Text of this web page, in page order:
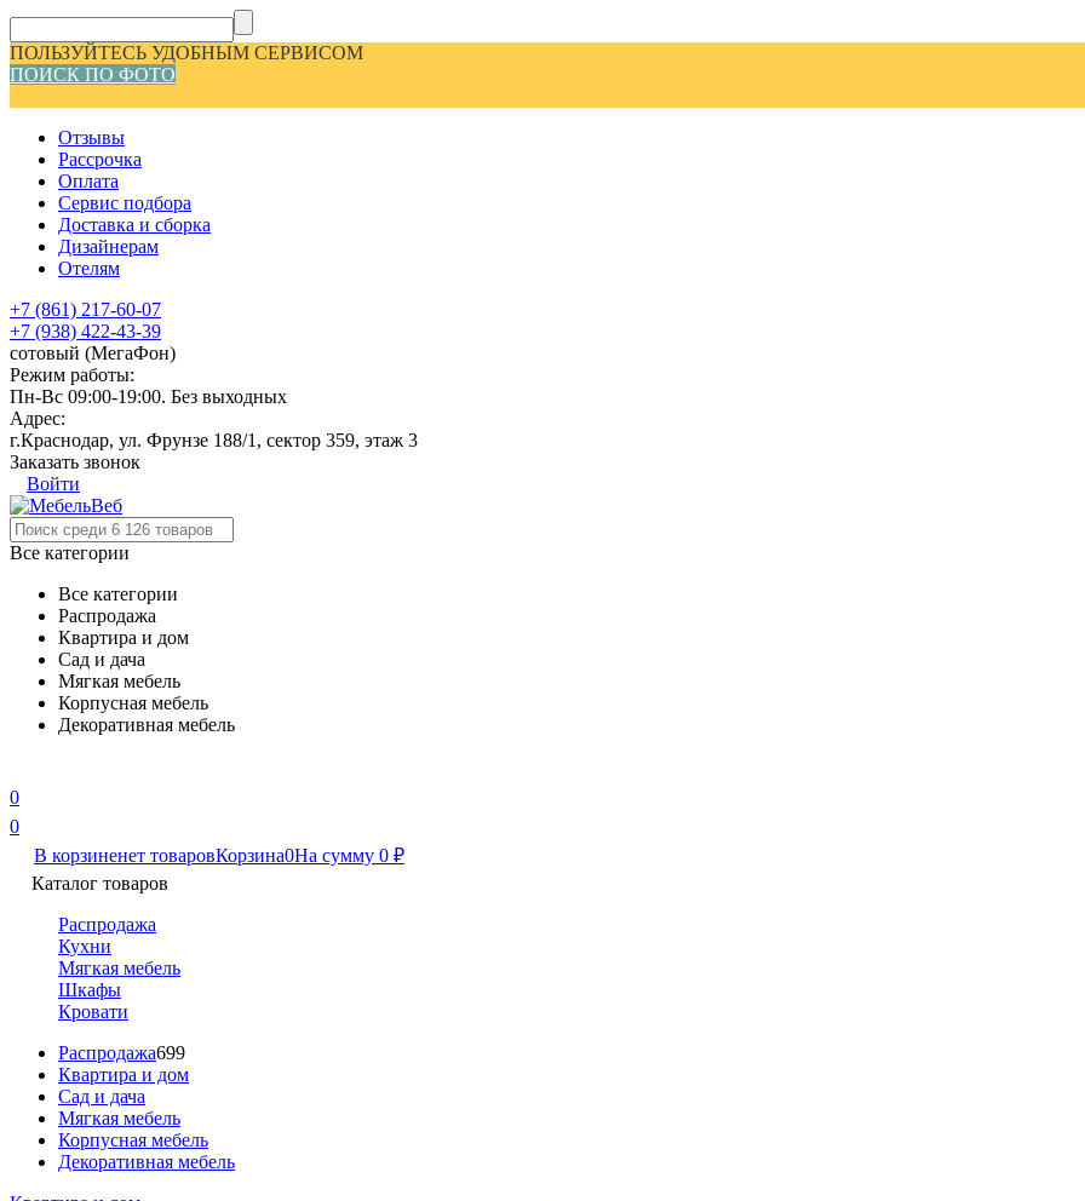
ПОЛЬЗУЙТЕСЬ УДОБНЫМ СЕРВИСОМ
ПОИСК ПО ФОТО
Отзывы
Рассрочка
Оплата
Сервис подбора
Доставка и сборка
Дизайнерам
Отелям
+7 (861) 217-60-07
+7 (938) 422-43-39
сотовый (МегаФон)
Режим работы:
Пн-Вс 09:00-19:00. Без выходных
Адрес:
г.Краснодар, ул. Фрунзе 188/1, сектор 359, этаж 3
Заказать звонок
Войти
Все категории
Все категории
Распродажа
Квартира и дом
Сад и дача
Мягкая мебель
Корпусная мебель
Декоративная мебель
0
0
В корзиненет товаровКорзина0На сумму 0 ₽
Каталог товаров
Распродажа
Кухни
Мягкая мебель
Шкафы
Кровати
Распродажа699
Квартира и дом
Сад и дача
Мягкая мебель
Корпусная мебель
Декоративная мебель